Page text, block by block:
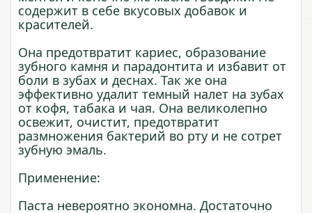
содержит в себе вкусовых добавок и
красителей.
Она предотвратит кариес, образование
зубного камня и парадонтита и избавит от
боли в зубах и деснах. Так же она
эффективно удалит темный налет на зубах
от кофя, табака и чая. Она великолепно
освежит, очистит, предотвратит
размножения бактерий во рту и не сотрет
зубную эмаль.
Применение:
Паста невероятно экономна. Достаточно